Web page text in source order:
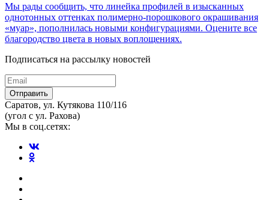
Мы рады сообщить, что линейка профилей в изысканных
однотонных оттенках полимерно-порошкового окрашивания
«муар», пополнилась новыми конфигурациями. Оцените все
благородство цвета в новых воплощениях.
Подписаться на рассылку новостей
Отправить
Саратов, ул. Кутякова 110/116
(угол с ул. Рахова)
Мы в соц.сетях: